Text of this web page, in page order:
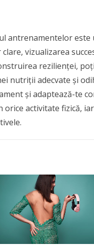
este
vizualizarea
rezilienței,
nutriții adecvate și
și adaptează-te
orice activitate fizică,